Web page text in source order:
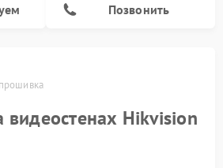
Позвонить
Hikvision